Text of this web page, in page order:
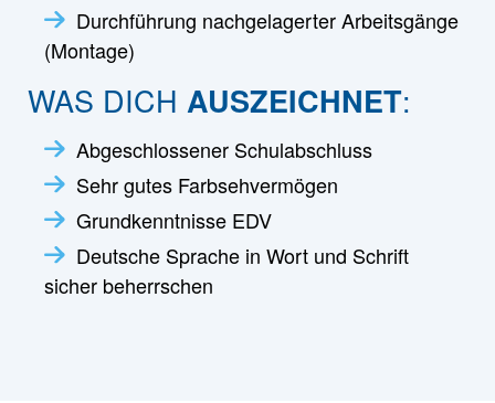
Durchführung nachgelagerter Arbeitsgänge
(Montage)
WAS DICH AUSZEICHNET:
Abgeschlossener Schulabschluss
Sehr gutes Farbsehvermögen
Grundkenntnisse EDV
Deutsche Sprache in Wort und Schrift
sicher beherrschen